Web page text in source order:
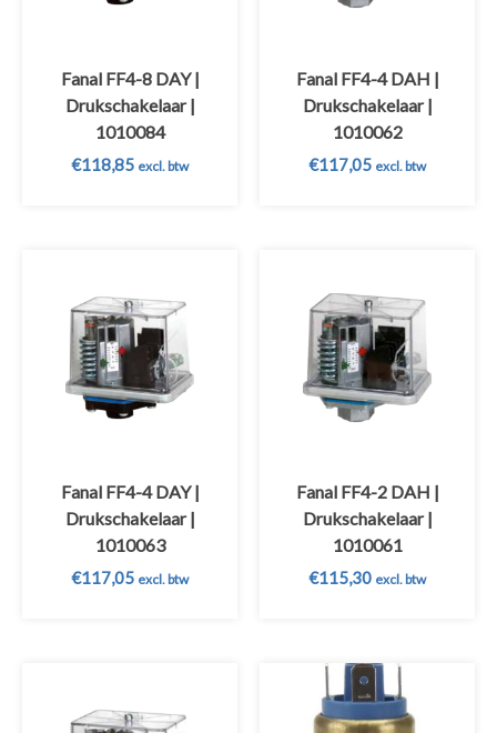
Fanal FF4-8 DAY |
Drukschakelaar |
1010084
€118,85 excl. btw
Fanal FF4-4 DAH |
Drukschakelaar |
1010062
€117,05 excl. btw
Fanal FF4-4 DAY |
Drukschakelaar |
1010063
€117,05 excl. btw
Fanal FF4-2 DAH |
Drukschakelaar |
1010061
€115,30 excl. btw